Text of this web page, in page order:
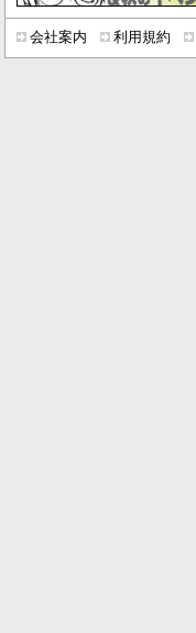
会社案内 利用規約